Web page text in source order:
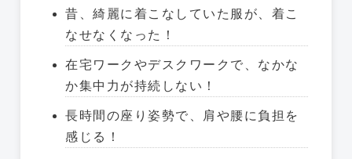
昔、綺麗に着こなしていた服が、着こ
なせなくなった！
在宅ワークやデスクワークで、なかな
か集中力が持続しない！
長時間の座り姿勢で、肩や腰に負担を
感じる！